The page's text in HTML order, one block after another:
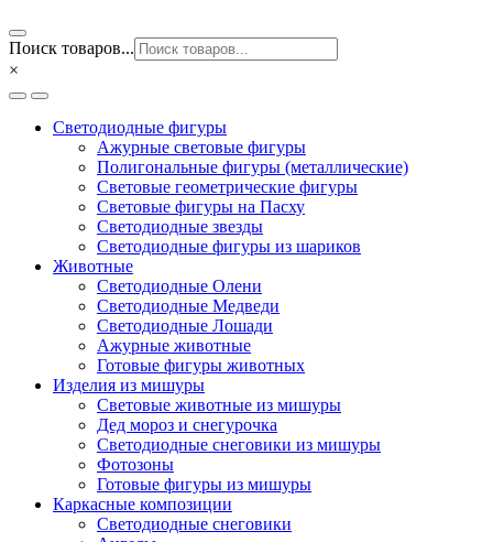
Поиск товаров...
×
Светодиодные фигуры
Ажурные световые фигуры
Полигональные фигуры (металлические)
Световые геометрические фигуры
Световые фигуры на Пасху
Светодиодные звезды
Светодиодные фигуры из шариков
Животные
Светодиодные Олени
Светодиодные Медведи
Светодиодные Лошади
Ажурные животные
Готовые фигуры животных
Изделия из мишуры
Световые животные из мишуры
Дед мороз и снегурочка
Светодиодные снеговики из мишуры
Фотозоны
Готовые фигуры из мишуры
Каркасные композиции
Светодиодные снеговики